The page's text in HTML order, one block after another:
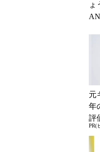
元
年
評
を
と
PR(